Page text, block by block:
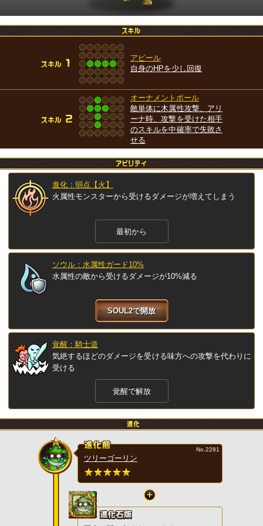
アピール
自身のHPを少し回復
オーナメントボール
敵単体に木属性攻撃、アリ
ーナ時、攻撃を受けた相手
のスキルを中確率で失敗さ
せる
進化：弱点【火】
火属性モンスターから受けるダメージが増えてしまう
最初から
ソウル：水属性ガード10%
水属性の敵から受けるダメージが10%減る
SOUL2で開放
覚醒：騎士道
気絶するほどのダメージを受ける味方への攻撃を代わりに
受ける
覚醒で解放
ツリーゴーリン
No.2281